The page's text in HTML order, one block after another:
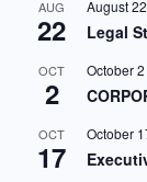
AUG
22
August
Legal
OCT
2
October
OCT
17
October